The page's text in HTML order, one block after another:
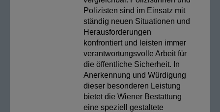
Polizisten sind im Einsatz mit
ständig neuen Situationen und
Herausforderungen
konfrontiert und leisten immer
verantwortungsvolle Arbeit für
die öffentliche Sicherheit. In
Anerkennung und Würdigung
dieser besonderen Leistung
bietet die Wiener Bestattung
eine speziell gestaltete